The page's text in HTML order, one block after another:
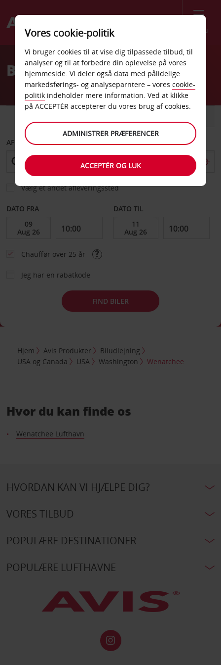
Menu
Welcome
AvisBilleje Wenatchee
AFHENT FRA
Vælg et andet afleveringssted
DATO FRA DATO TIL
Chauffør over 25 år
Jeg har en rabatkode
FIND BILER
Hjem Avis Produkter
Biludlejning
USA og Canada
USA Washington Wenatchee
Hvor du kan finde os
Wenatchee Lufthavn
HVORDAN KAN VI HJÆLPE DIG?
VORES TILBUD
POPULÆRE DESTINATIONER
POPULÆRE LUFTHAVNE
Vores cookie-politik
Vi bruger cookies til at vise dig tilpassede tilbud, til
analyser og til at forbedre din oplevelse på vores
hjemmeside. Vi deler også data med pålidelige
markedsførings- og analyseparntere – vores cookie-
politik indeholder mere information. Ved at klikke
på ACCEPTÉR accepterer du vores brug af cookies.
ADMINISTRER PRÆFERENCER
ACCEPTÉR OG LUK